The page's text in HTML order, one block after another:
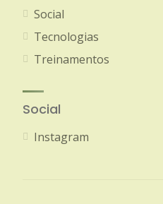
Social
Tecnologias
Treinamentos
Social
Instagram